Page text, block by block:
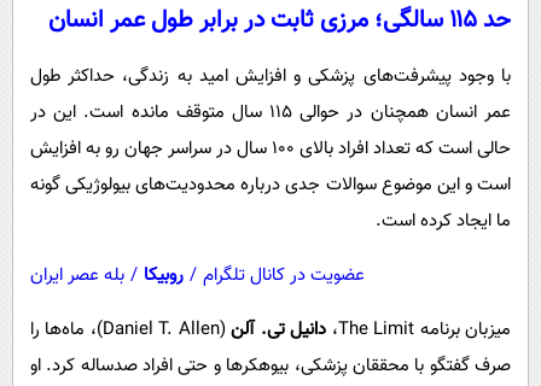
اجتماعی
سیاست خارجی
حد ۱۱۵ سالگی؛ مرزی ثابت در برابر طول عمر انسان
با وجود پیشرفت‌های پزشکی و افزایش امید به زندگی، حداکثر طول
عمر انسان همچنان در حوالی ۱۱۵ سال متوقف مانده است. این در
حالی است که تعداد افراد بالای ۱۰۰ سال در سراسر جهان رو به افزایش
است و این موضوع سوالات جدی درباره محدودیت‌های بیولوژیکی گونه
ما ایجاد کرده است.
عضویت در کانال تلگرام / روبیکا / بله عصر ایران
میزبان برنامه The Limit،
دانیل تی. آلن
(Daniel T. Allen)، ماه‌ها را
صرف گفتگو با محققان پزشکی، بیوهکرها و حتی افراد صدساله کرد. او